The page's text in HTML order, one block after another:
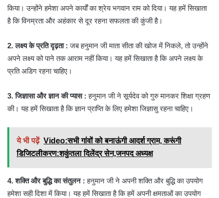
किया। उन्होंने हमेशा अपने कार्यों का श्रेय भगवान राम को दिया। यह हमें सिखाता
है कि विनम्रता और अहंकार से दूर रहना सफलता की कुंजी है।
2. लक्ष्य के प्रति दृढ़ता : जब हनुमान जी माता सीता की खोज में निकले, तो उन्होंने
अपने लक्ष्य को पाने तक आराम नहीं किया। यह हमें सिखाता है कि अपने लक्ष्य के
प्रति अडिग रहना चाहिए।
3. जिज्ञासा और ज्ञान की प्यास : हनुमान जी ने सूर्यदेव को गुरु मानकर शिक्षा ग्रहण
की। यह हमें सिखाता है कि ज्ञान प्राप्ति के लिए हमेशा जिज्ञासु रहना चाहिए।
ये भी पढ़ें Video:सभी गांवों को बनाऊंगी आदर्श ग्राम, करूंगी
डिजिटलीकरण:शकुंतला दिलेंद्र सेन,जनपद अध्यक्ष
4. शक्ति और बुद्धि का संतुलन : हनुमान जी ने अपनी शक्ति और बुद्धि का उपयोग
हमेशा सही दिशा में किया। यह हमें सिखाता है कि हमें अपनी क्षमताओं का उपयोग